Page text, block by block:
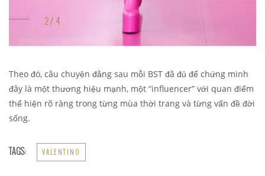
Theo đó, câu chuyện đằng sau mỗi BST đã đủ để chứng minh
đây là một thương hiệu mạnh, một “influencer” với quan điểm
thể hiện rõ ràng trong từng mùa thời trang và từng vấn đề đời
sống.
TAGS: VALENTINO